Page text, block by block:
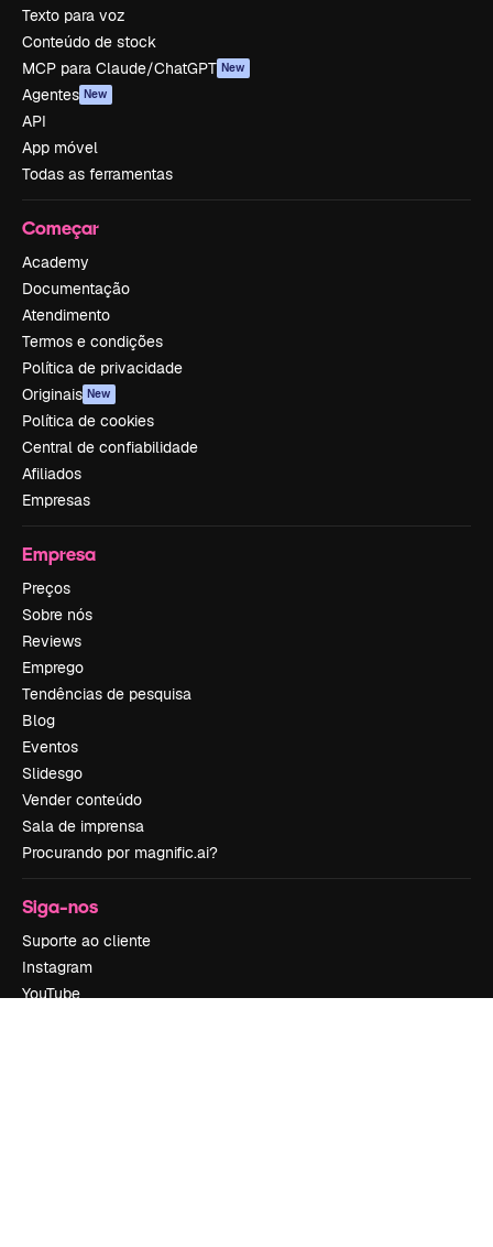
Texto para voz
Conteúdo de stock
MCP para Claude/ChatGPT New
Agentes New
API
App móvel
Todas as ferramentas
Começar
Academy
Documentação
Atendimento
Termos e condições
Política de privacidade
Originais New
Política de cookies
Central de confiabilidade
Afiliados
Empresas
Empresa
Preços
Sobre nós
Reviews
Emprego
Tendências de pesquisa
Blog
Eventos
Slidesgo
Vender conteúdo
Sala de imprensa
Procurando por magnific.ai?
Siga-nos
Suporte ao cliente
Instagram
YouTube